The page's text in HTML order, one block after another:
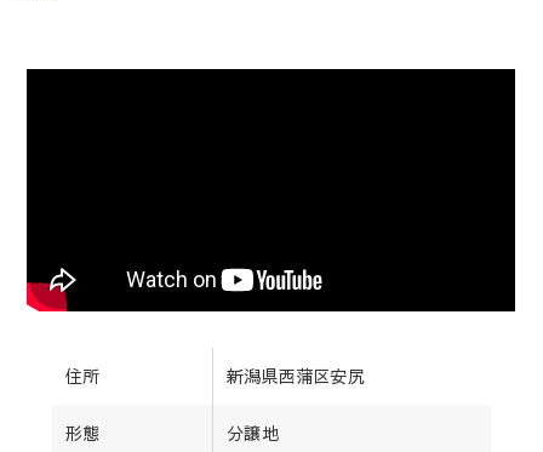
住所 新潟県西蒲区安尻
形態 分譲地